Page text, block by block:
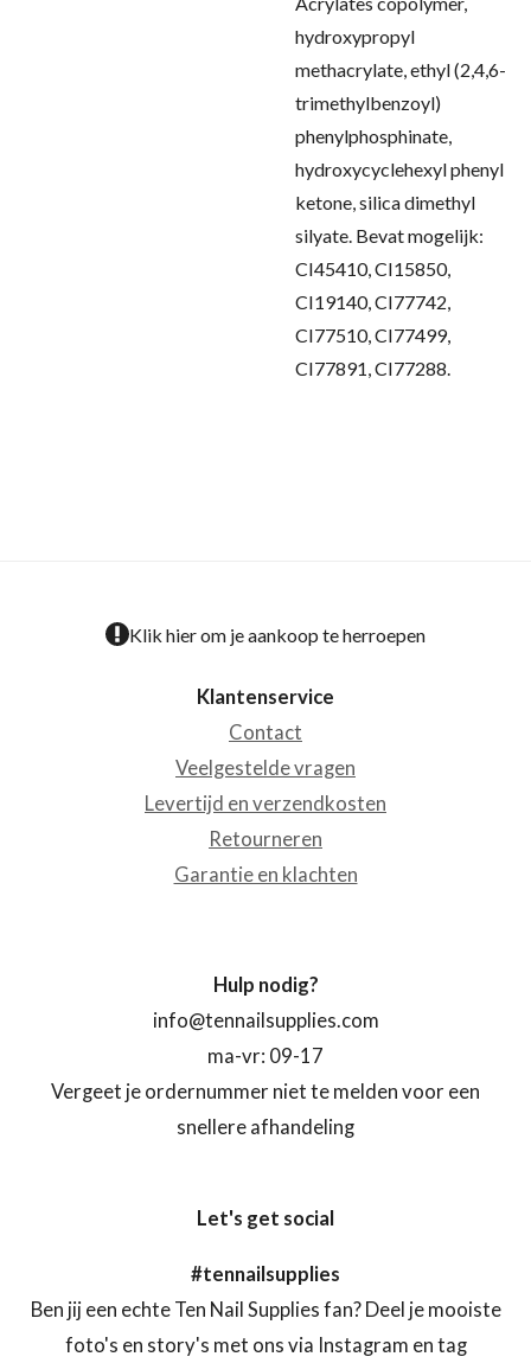
hydroxypropyl
methacrylate, ethyl (2,4,6-
trimethylbenzoyl)
phenylphosphinate,
hydroxycyclehexyl phenyl
ketone, silica dimethyl
silyate. Bevat mogelijk:
CI45410, CI15850,
CI19140, CI77742,
CI77510, CI77499,
CI77891, CI77288.
Klik hier om je aankoop te herroepen
Klantenservice
Contact
Veelgestelde vragen
Levertijd en verzendkosten
Retourneren
Garantie en klachten
Hulp nodig?
info@tennailsupplies.com
ma-vr: 09-17
Vergeet je ordernummer niet te melden voor een
snellere afhandeling
Let's get social
#tennailsupplies
Ben jij een echte Ten Nail Supplies fan? Deel je mooiste
foto's en story's met ons via Instagram en tag